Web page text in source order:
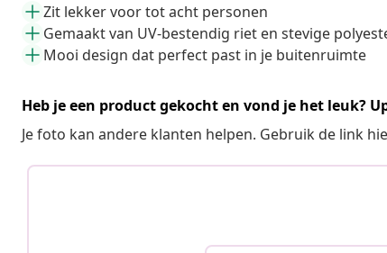
Zit lekker voor tot acht personen
Gemaakt van UV-bestendig riet en stevige
Mooi design dat perfect past in je buitenruimte
Heb je een product gekocht en vond je het leuk?
Je foto kan andere klanten helpen. Gebruik de link